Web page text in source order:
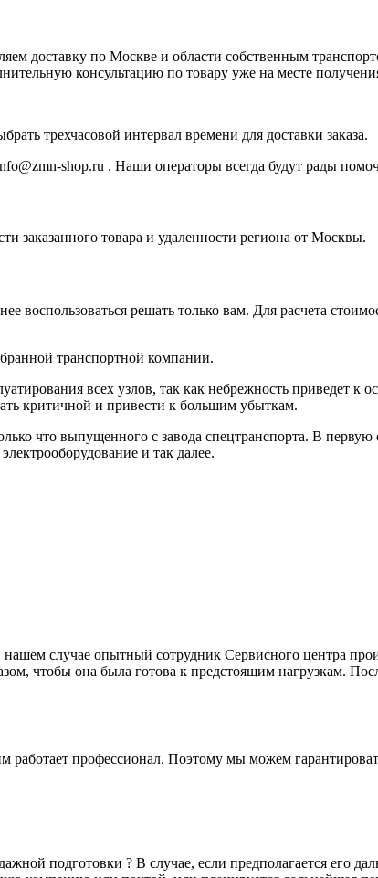
доставку по Москве и области собственным
консультацию по товару уже на месте
трехчасовой интервал времени для доставки заказа.
shop.ru . Наши операторы всегда будут рады
заказанного товара и удаленности региона от Москвы.
решать только вам. Для расчета
транспортной компании.
всех узлов, так как небрежность приведет к
критичной и привести к большим убыткам.
что выпущенного с завода спецтранспорта. В первую
и так далее.
случае опытный сотрудник Сервисного центра
чтобы она была готова к предстоящим нагрузкам.
профессионал. Поэтому мы можем
подготовки ? В случае, если предполагается его